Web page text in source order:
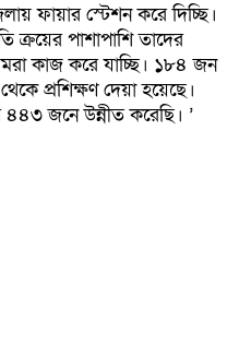
ফায়ার স্টেশন করে দিচ্ছি।
ক্রয়ের পাশাপাশি তাদের
কাজ করে যাচ্ছি। ১৮৪ জন
প্রশিক্ষণ দেয়া হয়েছে।
জনে উন্নীত করেছি। ’